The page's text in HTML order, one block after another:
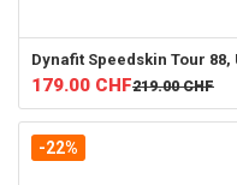
Dynafit Speedskin Tour 88,
179.00 CHF219.00 CHF
-22%